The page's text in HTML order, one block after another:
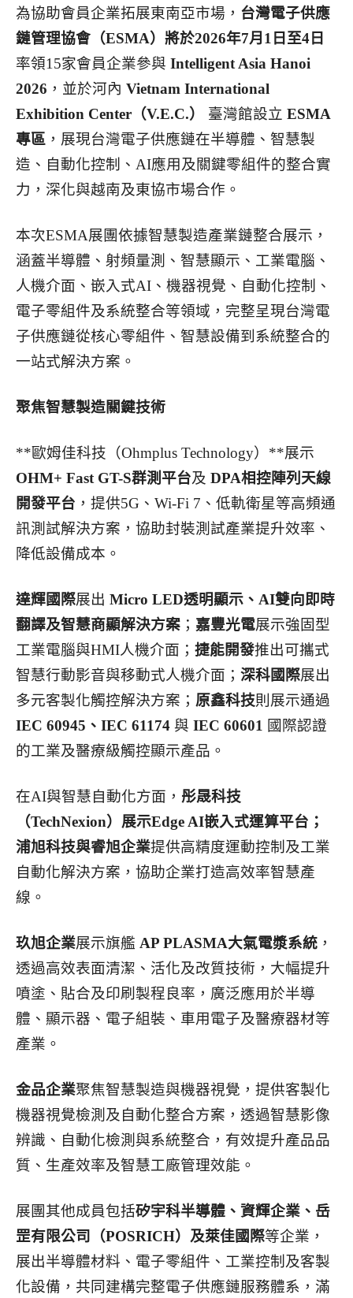
為協助會員企業拓展東南亞市場， 台灣電子供應
鏈管理協會（ESMA）將於2026年7月1日至4日
率領15家會員企業參與 Intelligent Asia Hanoi
2026 ，並於河內 Vietnam International
Exhibition Center（V.E.C.）
臺灣館設立 ESMA
專區 ，展現台灣電子供應鏈在半導體、智慧製
造、自動化控制、AI應用及關鍵零組件的整合實
力，深化與越南及東協市場合作。
本次ESMA展團依據智慧製造產業鏈整合展示，
涵蓋半導體、射頻量測、智慧顯示、工業電腦、
人機介面、嵌入式AI、機器視覺、自動化控制、
電子零組件及系統整合等領域，完整呈現台灣電
子供應鏈從核心零組件、智慧設備到系統整合的
一站式解決方案。
聚焦智慧製造關鍵技術
**歐姆佳科技（Ohmplus Technology）**展示
OHM+ Fast GT-S群測平台及 DPA相控陣列天線
開發平台 ，提供5G、Wi-Fi 7、低軌衛星等高頻通
訊測試解決方案，協助封裝測試產業提升效率、
降低設備成本。
達輝國際展出 Micro LED透明顯示、AI雙向即時
翻譯及智慧商顯解決方案 ； 嘉豐光電展示強固型
工業電腦與HMI人機介面； 捷能開發推出可攜式
智慧行動影音與移動式人機介面； 深科國際展出
多元客製化觸控解決方案； 原鑫科技則展示通過
IEC 60945、IEC 61174 與 IEC 60601 國際認證
的工業及醫療級觸控顯示產品。
在AI與智慧自動化方面， 彤晟科技
（TechNexion）展示Edge AI嵌入式運算平台；
浦旭科技與睿旭企業提供高精度運動控制及工業
自動化解決方案，協助企業打造高效率智慧產
線。
玖旭企業展示旗艦 AP PLASMA大氣電漿系統 ，
透過高效表面清潔、活化及改質技術，大幅提升
噴塗、貼合及印刷製程良率，廣泛應用於半導
體、顯示器、電子組裝、車用電子及醫療器材等
產業。
金品企業聚焦智慧製造與機器視覺，提供客製化
機器視覺檢測及自動化整合方案，透過智慧影像
辨識、自動化檢測與系統整合，有效提升產品品
質、生產效率及智慧工廠管理效能。
展團其他成員包括矽宇科半導體、資輝企業、岳
罡有限公司（POSRICH）及萊佳國際等企業，
展出半導體材料、電子零組件、工業控制及客製
化設備，共同建構完整電子供應鏈服務體系，滿